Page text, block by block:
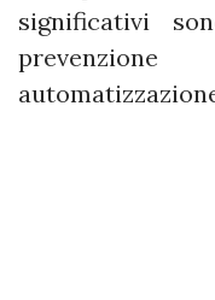
significativi